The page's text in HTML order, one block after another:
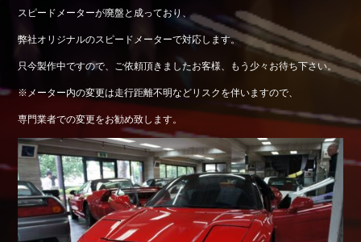
Blog
Shop info.
店舗紹介
Company
スピードメーターが廃盤と成っており、
弊社オリジナルのスピードメーターで対応します。
只今製作中ですので、ご依頼頂きましたお客様、もう少々お待ち下さい。
※メーター内の変更は走行距離不明などリスクを伴いますので、
専門業者での変更をお勧め致します。